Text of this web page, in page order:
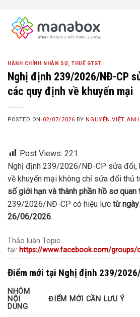
content
HÀNH CHÍNH NHÂN SỰ,THUẾ GTGT
Nghị định 239/2026/NĐ-CP
các quy định về khuyến mại
POSTED ON 02/07/2026 BYNGUYỄN VIỆT ANH
Post Views: 221
Nghị định 239/2026/NĐ-CP sửa đổi,
về khuyến mại không chỉ sửa đổi thủ
số giới hạn và thành phần hồ sơ quan
239/2026/NĐ-CP có hiệu lực từ ngày
26/06/2026.
Thảo luận Topic
tại: https://www.facebook.com/groups/
Điểm mới tại Nghị định 239/
NHÓM
NỘI
DUNG
ĐIỂM MỚI CẦN LƯU Ý